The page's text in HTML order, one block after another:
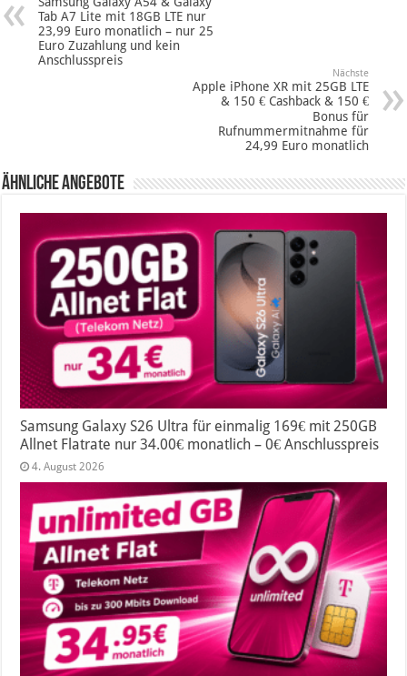
Tab A7 Lite mit 18GB LTE nur
23,99 Euro monatlich – nur 25
Euro Zuzahlung und kein
Anschlusspreis
Nächste
Apple iPhone XR mit 25GB LTE
& 150 € Cashback & 150 €
Bonus für
Rufnummermitnahme für
24,99 Euro monatlich
Ähnliche Angebote
Samsung Galaxy S26 Ultra für einmalig 169€ mit 250GB
Allnet Flatrate nur 34.00€ monatlich – 0€ Anschlusspreis
4. August 2026